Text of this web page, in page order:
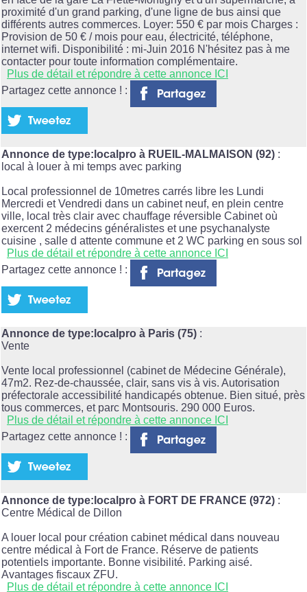
proximité d'un grand parking, d'une ligne de bus ainsi que
différents autres commerces. Loyer: 550 € par mois Charges :
Provision de 50 € / mois pour eau, électricité, téléphone,
internet wifi. Disponibilité : mi-Juin 2016 N'hésitez pas à me
contacter pour toute information complémentaire.
Plus de détail et répondre à cette annonce ICI
Partagez cette annonce ! :
Annonce de type:localpro à RUEIL-MALMAISON (92) :
local à louer à mi temps avec parking
Local professionnel de 10metres carrés libre les Lundi
Mercredi et Vendredi dans un cabinet neuf, en plein centre
ville, local très clair avec chauffage réversible Cabinet où
exercent 2 médecins généralistes et une psychanalyste
cuisine , salle d attente commune et 2 WC parking en sous sol
Plus de détail et répondre à cette annonce ICI
Partagez cette annonce ! :
Annonce de type:localpro à Paris (75) :
Vente
Vente local professionnel (cabinet de Médecine Générale),
47m2. Rez-de-chaussée, clair, sans vis à vis. Autorisation
préfectorale accessibilité handicapés obtenue. Bien situé, près
tous commerces, et parc Montsouris. 290 000 Euros.
Plus de détail et répondre à cette annonce ICI
Partagez cette annonce ! :
Annonce de type:localpro à FORT DE FRANCE (972) :
Centre Médical de Dillon
A louer local pour création cabinet médical dans nouveau
centre médical à Fort de France. Réserve de patients
potentiels importante. Bonne visibilité. Parking aisé.
Avantages fiscaux ZFU.
Plus de détail et répondre à cette annonce ICI